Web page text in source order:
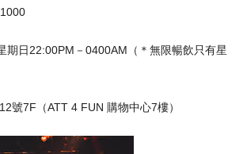
期日22:00PM－0400AM（＊無限暢飲只有星
號7F（ATT 4 FUN 購物中心7樓）